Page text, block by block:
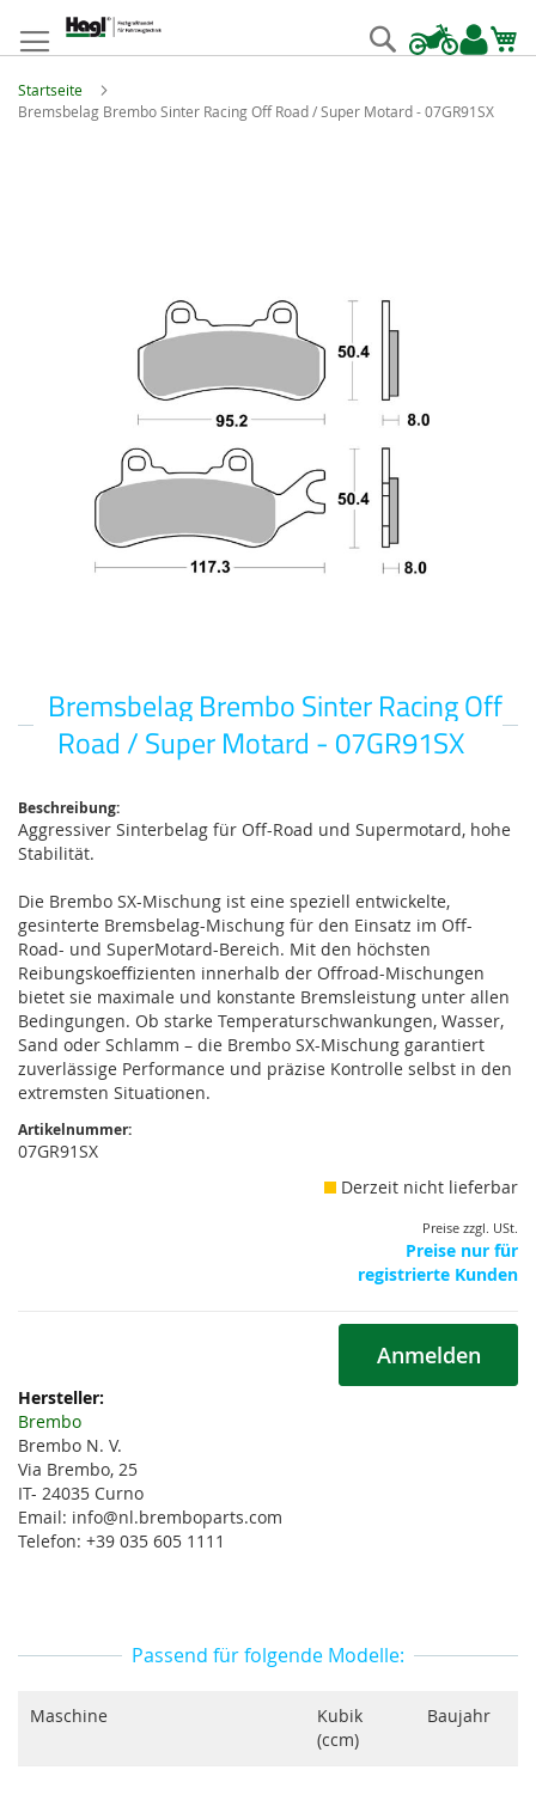
springen
Suche
Startseite
Bremsbelag Brembo Sinter Racing Off Road / Super Motard - 07GR91SX
Bremsbelag Brembo Sinter Racing Off
Road / Super Motard - 07GR91SX
Zum
Anfang
Beschreibung:
Aggressiver Sinterbelag für Off-Road und Supermotard, hohe
Stabilität.
Die Brembo SX-Mischung ist eine speziell entwickelte,
gesinterte Bremsbelag-Mischung für den Einsatz im Off-
Road- und SuperMotard-Bereich. Mit den höchsten
Reibungskoeffizienten innerhalb der Offroad-Mischungen
bietet sie maximale und konstante Bremsleistung unter allen
Bedingungen. Ob starke Temperaturschwankungen, Wasser,
Sand oder Schlamm – die Brembo SX-Mischung garantiert
zuverlässige Performance und präzise Kontrolle selbst in den
extremsten Situationen.
Artikelnummer:
07GR91SX
Derzeit nicht lieferbar
Preise zzgl. USt.
Preise nur für
registrierte Kunden
Anmelden
Weitere
Informationen
Brembo
Brembo N. V.
Via Brembo, 25
IT- 24035 Curno
Email: info@nl.bremboparts.com
Telefon: +39 035 605 1111
Passend für folgende Modelle:
Maschine
Kubik
(ccm)
Baujahr